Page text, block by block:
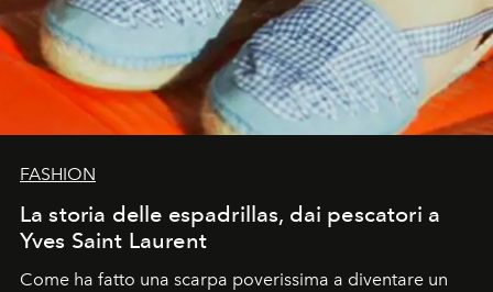
FASHION
La storia delle espadrillas, dai pescatori a
Yves Saint Laurent
Come ha fatto una scarpa poverissima a diventare un